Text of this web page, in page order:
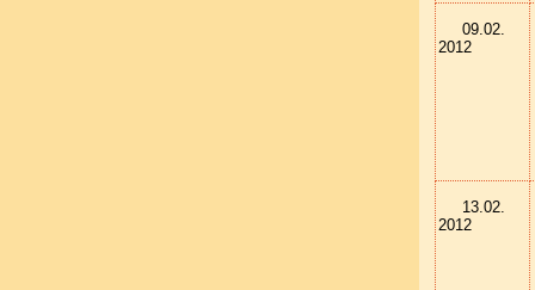
09.02.
2012
13.02.
2012